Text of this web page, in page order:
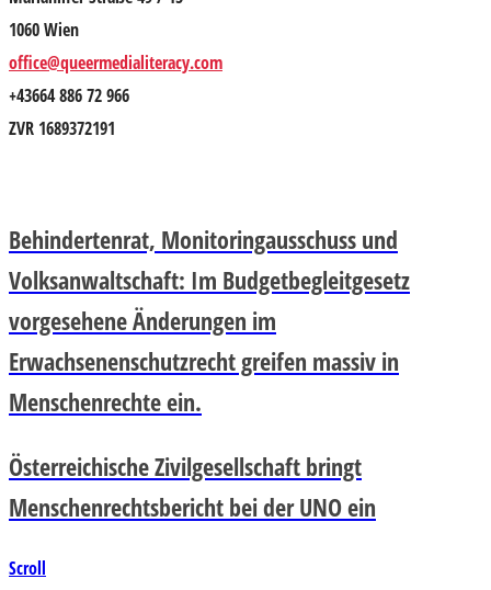
1060 Wien
office@queermedialiteracy.com
+43664 886 72 966
ZVR 1689372191
Behindertenrat, Monitoringausschuss und
Volksanwaltschaft: Im Budgetbegleitgesetz
vorgesehene Änderungen im
Erwachsenenschutzrecht greifen massiv in
Menschenrechte ein.
Österreichische Zivilgesellschaft bringt
Menschenrechtsbericht bei der UNO ein
Scroll